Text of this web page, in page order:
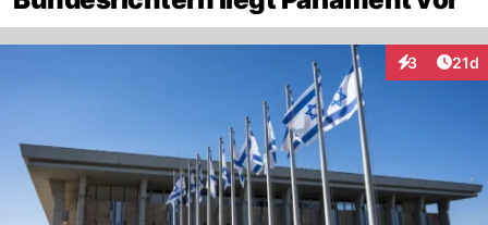
3
Interaktionen
21d